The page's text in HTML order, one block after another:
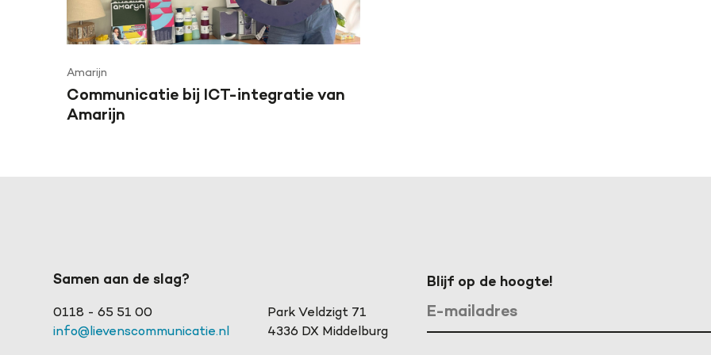
Amarijn
Communicatie bij ICT-integratie van
Amarijn
Samen aan de slag?
0118 - 65 51 00
info@lievenscommunicatie.nl
Park Veldzigt 71
4336 DX Middelburg
Blijf op de hoogte!